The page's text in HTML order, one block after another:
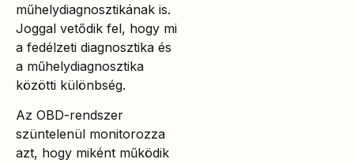
műhelydiagnosztikának is.
Joggal vetődik fel, hogy mi
a fedélzeti diagnosztika és
a műhelydiagnosztika
közötti különbség.
Az OBD-rendszer
szüntelenül monitorozza
azt, hogy miként működik